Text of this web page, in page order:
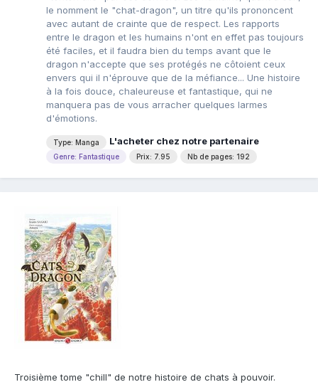
le nomment le "chat-dragon", un titre qu'ils prononcent
avec autant de crainte que de respect. Les rapports
entre le dragon et les humains n'ont en effet pas toujours
été faciles, et il faudra bien du temps avant que le
dragon n'accepte que ses protégés ne côtoient ceux
envers qui il n'éprouve que de la méfiance... Une histoire
à la fois douce, chaleureuse et fantastique, qui ne
manquera pas de vous arracher quelques larmes
d'émotions.
Type: Manga L'acheter chez notre partenaire
Genre: Fantastique Prix: 7.95 Nb de pages: 192
Troisième tome "chill" de notre histoire de chats à pouvoir.